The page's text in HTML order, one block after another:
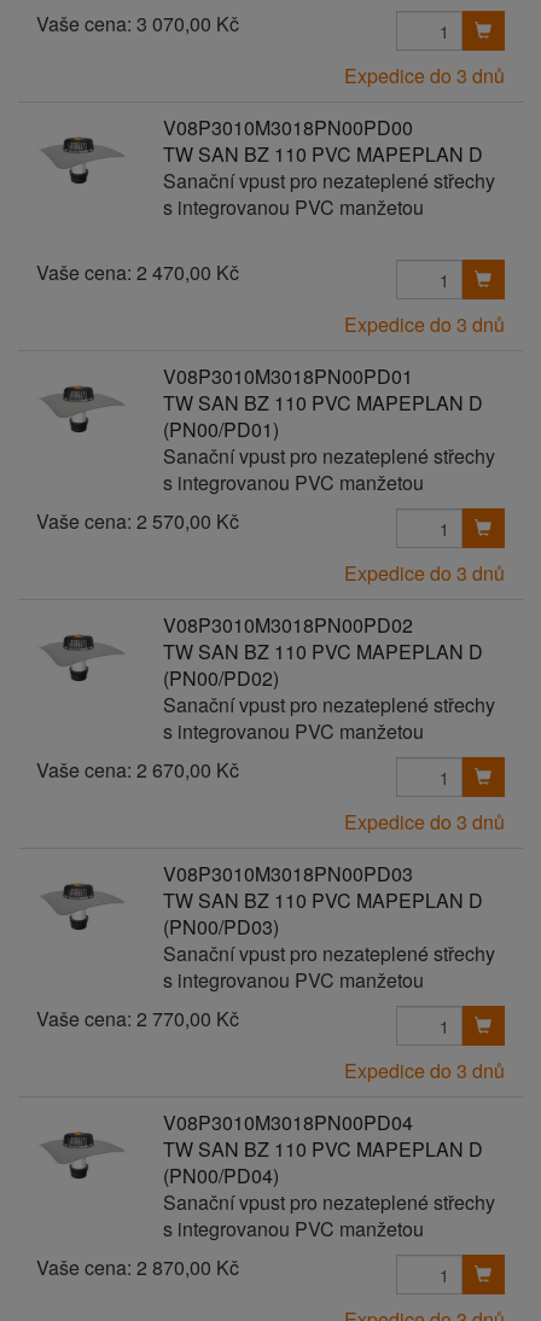
Vaše cena: 3 070,00 Kč
Expedice do 3 dnů
V08P3010M3018PN00PD00
TW SAN BZ 110 PVC MAPEPLAN D
Sanační vpust pro nezateplené střechy
s integrovanou PVC manžetou
Vaše cena: 2 470,00 Kč
Expedice do 3 dnů
V08P3010M3018PN00PD01
TW SAN BZ 110 PVC MAPEPLAN D
(PN00/PD01)
Sanační vpust pro nezateplené střechy
s integrovanou PVC manžetou
Vaše cena: 2 570,00 Kč
Expedice do 3 dnů
V08P3010M3018PN00PD02
TW SAN BZ 110 PVC MAPEPLAN D
(PN00/PD02)
Sanační vpust pro nezateplené střechy
s integrovanou PVC manžetou
Vaše cena: 2 670,00 Kč
Expedice do 3 dnů
V08P3010M3018PN00PD03
TW SAN BZ 110 PVC MAPEPLAN D
(PN00/PD03)
Sanační vpust pro nezateplené střechy
s integrovanou PVC manžetou
Vaše cena: 2 770,00 Kč
Expedice do 3 dnů
V08P3010M3018PN00PD04
TW SAN BZ 110 PVC MAPEPLAN D
(PN00/PD04)
Sanační vpust pro nezateplené střechy
s integrovanou PVC manžetou
Vaše cena: 2 870,00 Kč